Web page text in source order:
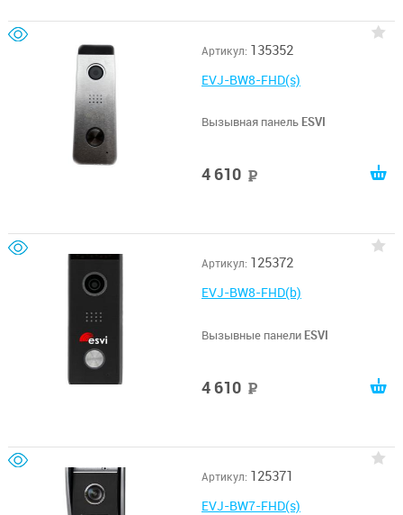
Артикул: 135352
EVJ-BW8-FHD(s)
Вызывная панель ESVI
4 610
Артикул: 125372
EVJ-BW8-FHD(b)
Вызывные панели ESVI
4 610
Артикул: 125371
EVJ-BW7-FHD(s)